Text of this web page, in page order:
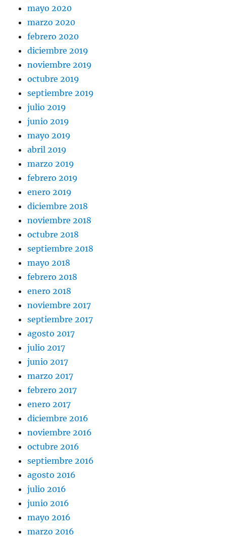
mayo 2020
marzo 2020
febrero 2020
diciembre 2019
noviembre 2019
octubre 2019
septiembre 2019
julio 2019
junio 2019
mayo 2019
abril 2019
marzo 2019
febrero 2019
enero 2019
diciembre 2018
noviembre 2018
octubre 2018
septiembre 2018
mayo 2018
febrero 2018
enero 2018
noviembre 2017
septiembre 2017
agosto 2017
julio 2017
junio 2017
marzo 2017
febrero 2017
enero 2017
diciembre 2016
noviembre 2016
octubre 2016
septiembre 2016
agosto 2016
julio 2016
junio 2016
mayo 2016
marzo 2016